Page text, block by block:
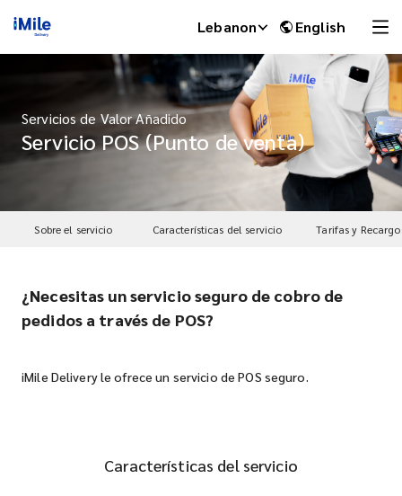
Lebanon English
Servicios de Valor Añadido
Servicio POS (Punto de venta)
Sobre el servicio Características del servicio Tarifas y
¿Necesitas un servicio seguro de cobro de
pedidos a través de POS?
iMile Delivery le ofrece un servicio de POS seguro.
Características del servicio
iMile Chat